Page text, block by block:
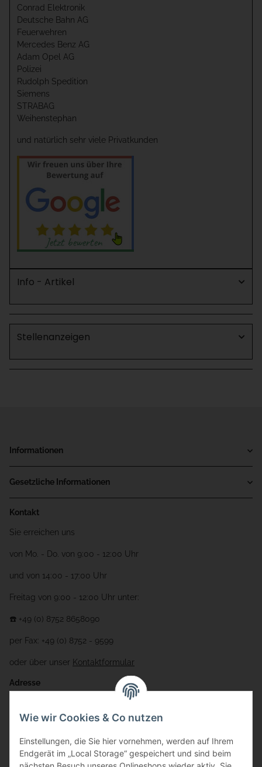
Conrad Elektronik
Deutsche Bahn AG
Feuerwehren
Mercedes Benz AG
Adam Opel AG
Polizei
Rudolph Spedition
Siemens
STRABAG
Weihenstephan
und natürlich sehr viele Privatkunden
Info - Artikel
Stellenanzeigen
Informationen
Gesetzliche Informationen
Kontakt
Sie erreichen uns
von Mo. - Do. von 9:00 - 12:00 Uhr
und von 14:00 - 17:00 Uhr
Freitag von 9:00 - 12:00 Uhr unter:
☎️ +49 (0) 8752 8658090
per Fax: +49 (0) 8752 - 9599
oder über unser Kontaktformular
Adresse
Gewerbering 17
84072 Au i.d. Hallertau
Wie wir Cookies & Co nutzen
Einstellungen, die Sie hier vornehmen, werden auf Ihrem
Endgerät im „Local Storage“ gespeichert und sind beim